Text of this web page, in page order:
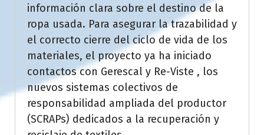
información clara sobre el destino de la
ropa usada. Para asegurar la trazabilidad y
el correcto cierre del ciclo de vida de los
materiales, el proyecto ya ha iniciado
contactos con Gerescal y Re-Viste , los
nuevos sistemas colectivos de
responsabilidad ampliada del productor
(SCRAPs) dedicados a la recuperación y